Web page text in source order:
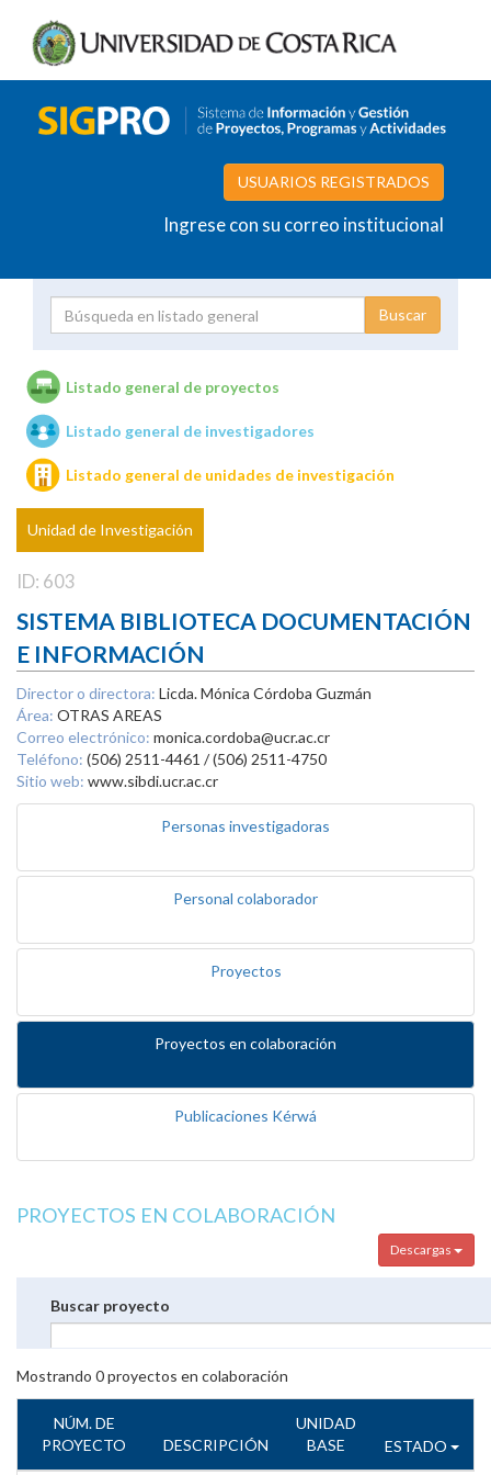
USUARIOS REGISTRADOS
Ingrese con su correo institucional
Unidades de investigación
Listado general de proyectos
Listado general de investigadores
Listado general de unidades de investigación
Unidad de Investigación
ID: 603
SISTEMA BIBLIOTECA DOCUMENTACIÓN
E INFORMACIÓN
Director o directora: Licda. Mónica Córdoba Guzmán
Área: OTRAS AREAS
Correo electrónico: monica.cordoba@ucr.ac.cr
Teléfono: (506) 2511-4461 / (506) 2511-4750
Sitio web: www.sibdi.ucr.ac.cr
Personas investigadoras
Personal colaborador
Proyectos
Proyectos en colaboración
Publicaciones Kérwá
PROYECTOS EN COLABORACIÓN
Descargas
Buscar proyecto
Mostrando 0proyectos en colaboración
NÚM. DE
PROYECTO
DESCRIPCIÓN
UNIDAD
BASE
ESTADO